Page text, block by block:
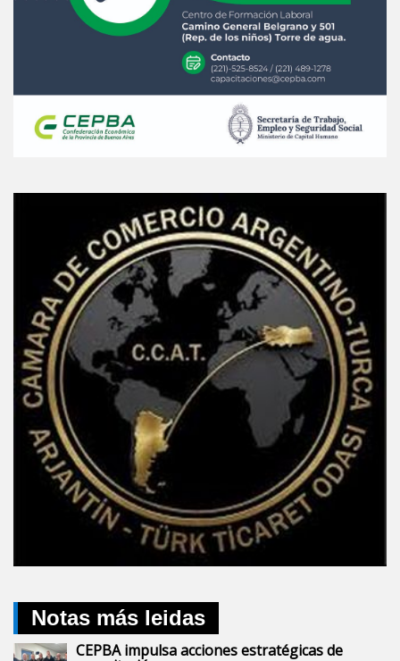
Notas más leidas
CEPBA impulsa acciones estratégicas de